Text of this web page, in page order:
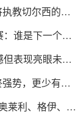
教切尔西的消
谁是下一个世
表现亮眼未来
势，更少有一
莱利、格伊、谢